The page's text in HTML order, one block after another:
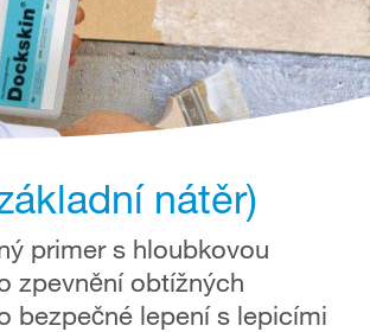
nátěr)
primer s hloubkovou
zpevnění obtížných
bezpečné lepení s lepicími